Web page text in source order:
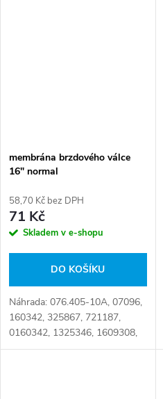
membrána brzdového válce
16" normal
58,70 Kč bez DPH
71 Kč
Skladem v e-shopu
DO KOŠÍKU
Náhrada: 076.405-10A, 07096,
160342, 325867, 721187,
0160342, 1325346, 1609308,
1614796, 1696583, 1935369,